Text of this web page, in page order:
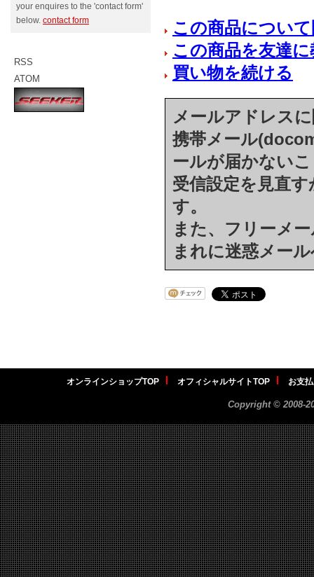
your enquires to the 'contact form'
below. contact form
RSS
ATOM
この商品につい
この商品を友達
買い物を続ける
メールアドレス
携帯メール
ールが届かない
受信設定を見直
す。
また、フリーメ
まれに迷惑メー
オンラインショップTOP オフィシャルサイトTOP お支
Copyright © 2008-